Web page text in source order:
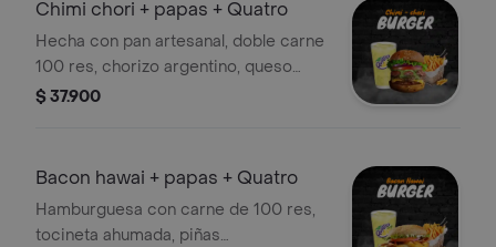
Chimi chori + papas + Quatro
Hecha con pan artesanal, doble carne
100 res, chorizo argentino, queso
mozarella, lechuga, tomate, cebolla,
francesa y Quatro
$ 37.900
Bacon hawai + papas + Quatro
Hamburguesa con carne de 100 res,
tocineta ahumada, piñas